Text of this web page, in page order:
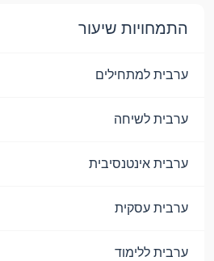
התמחויות שיעור
ערבית למתחילים
ערבית לשיחה
ערבית אינטנסיבית
ערבית עסקית
ערבית ללימוד